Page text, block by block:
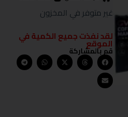
غير متوفر في المخزون
لقد نفذت جميع الكمية في
الموقع
قم بالمشاركة